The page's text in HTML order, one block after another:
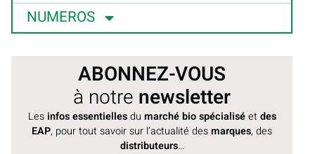
NUMEROS
ABONNEZ-VOUS
à notre newsletter
Les infos essentiellesdu marché bio spécialiséet des
EAP, pour tout savoir sur l’actualité desmarques, des
distributeurs…